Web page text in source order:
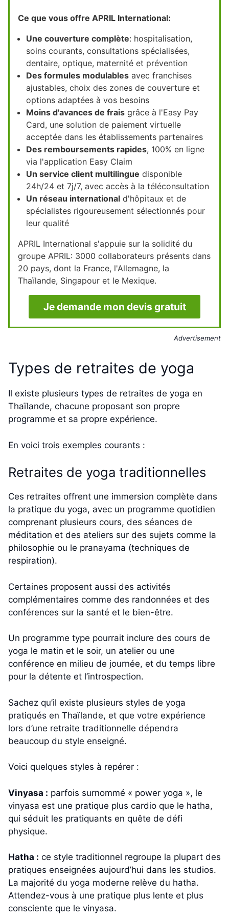
Ce que vous offre APRIL International:
Une couverture complète: hospitalisation,
soins courants, consultations spécialisées,
dentaire, optique, maternité et prévention
Des formules modulables avec franchises
ajustables, choix des zones de couverture et
options adaptées à vos besoins
Moins d'avances de frais grâce à l'Easy Pay
Card, une solution de paiement virtuelle
acceptée dans les établissements partenaires
Des remboursements rapides, 100% en ligne
via l'application Easy Claim
Un service client multilingue disponible
24h/24 et 7j/7, avec accès à la téléconsultation
Un réseau international d'hôpitaux et de
spécialistes rigoureusement sélectionnés pour
leur qualité
APRIL International s'appuie sur la solidité du
groupe APRIL: 3000 collaborateurs présents dans
20 pays, dont la France, l'Allemagne, la
Thaïlande, Singapour et le Mexique.
Je demande mon devis gratuit
Advertisement
Types de retraites de yoga
Il existe plusieurs types de retraites de yoga en
Thaïlande, chacune proposant son propre
programme et sa propre expérience.
En voici trois exemples courants :
Retraites de yoga traditionnelles
Ces retraites offrent une immersion complète dans
la pratique du yoga, avec un programme quotidien
comprenant plusieurs cours, des séances de
méditation et des ateliers sur des sujets comme la
philosophie ou le pranayama (techniques de
respiration).
Certaines proposent aussi des activités
complémentaires comme des randonnées et des
conférences sur la santé et le bien-être.
Un programme type pourrait inclure des cours de
yoga le matin et le soir, un atelier ou une
conférence en milieu de journée, et du temps libre
pour la détente et l’introspection.
Sachez qu’il existe plusieurs styles de yoga
pratiqués en Thaïlande, et que votre expérience
lors d’une retraite traditionnelle dépendra
beaucoup du style enseigné.
Voici quelques styles à repérer :
Vinyasa : parfois surnommé « power yoga », le
vinyasa est une pratique plus cardio que le hatha,
qui séduit les pratiquants en quête de défi
physique.
Hatha : ce style traditionnel regroupe la plupart des
pratiques enseignées aujourd’hui dans les studios.
La majorité du yoga moderne relève du hatha.
Attendez-vous à une pratique plus lente et plus
consciente que le vinyasa.